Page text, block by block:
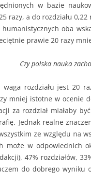
w bazie
razy, a do rozdziału
humanistycznych oba
prawie 20 razy
Czy polska nauka
waga rozdziału jest 20
mniej istotne w ocenie
za rozdział miałaby
Jednak realne
ze względu na
może w odpowiednich
47% rozdziałów,
do dobrego wyniku